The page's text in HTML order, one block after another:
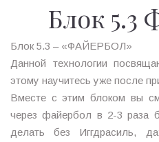
Блок 5.3
Блок 5.3 – «ФАЙЕРБОЛ»
Данной технологии
этому научитесь уже после
Вместе с этим блоком вы
через файербол в 2-3 раза
делать без Иггдрасиль,